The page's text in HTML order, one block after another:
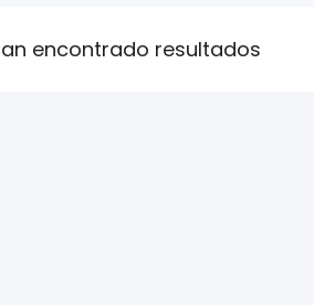
encontrado resultados